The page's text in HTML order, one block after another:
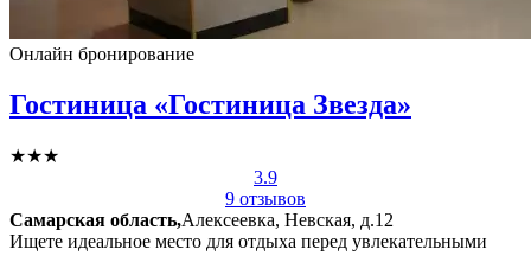
Онлайн бронирование
Гостиница «Гостиница Звезда»
★★★
3.9
9 отзывов
Самарская область,Алексеевка, Невская, д.12
Ищете идеальное место для отдыха перед увлекательными